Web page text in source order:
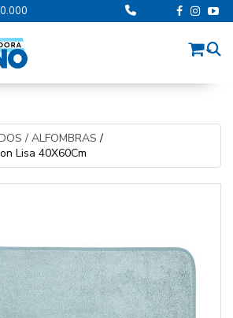
/ ALFOMBRAS /
Lisa 40X60Cm